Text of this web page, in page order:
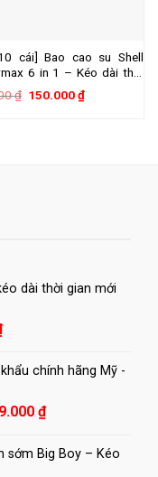
cái] Bao cao su Shell
6 in 1 – Kéo dài thời
₫ Giá
150.000₫Giá
hiện
dài thời gian mới
Giá
tại
180.000 ₫.
chính hãng Mỹ -
₫
sớm Big Boy – Kéo